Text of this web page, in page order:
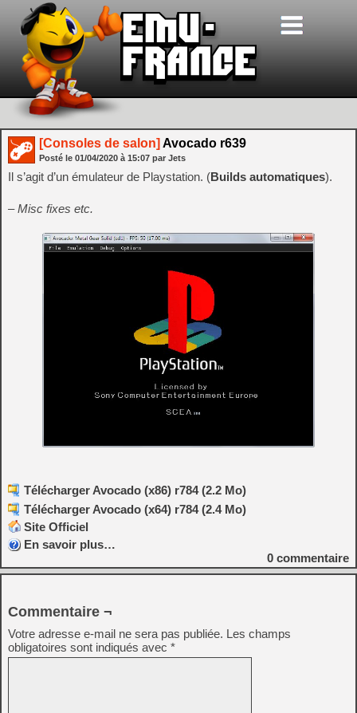
[Consoles de salon] Avocado r639
Posté le 01/04/2020 à 15:07 par Jets
Il s’agit d’un émulateur de Playstation. (Builds automatiques).
– Misc fixes etc.
Télécharger Avocado (x86) r784 (2.2 Mo)
Télécharger Avocado (x64) r784 (2.4 Mo)
Site Officiel
En savoir plus…
0 commentaire
Commentaire ¬
Votre adresse e-mail ne sera pas publiée. Les champs
obligatoires sont indiqués avec *